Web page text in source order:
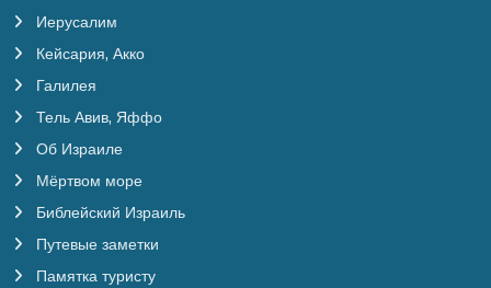
Иерусалим
Кейсария, Акко
Галилея
Тель Авив, Яффо
Об Израиле
Мёртвом море
Библейский Израиль
Путевые заметки
Памятка туристу